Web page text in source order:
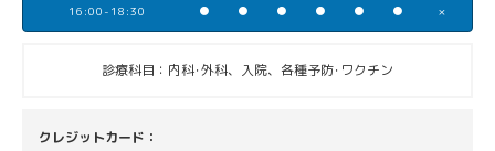
16:00-18:30 ● ● ● ● ● ● ×
診療科目：内科･外科、入院、各種予防･ワクチン
クレジットカード：